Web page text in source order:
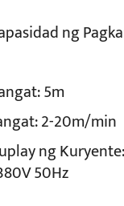
ng
5m
2-20m/min
ng
50Hz